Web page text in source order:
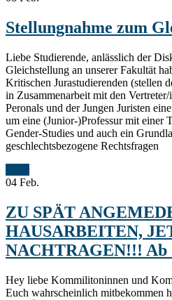
Stellungnahme zum
Liebe Studierende, anlässlich der
Gleichstellung an unserer Fakultät
Kritischen Jurastudierenden (stellen
in Zusammenarbeit mit den Vertreter/
Peronals und der Jungen Juristen
um eine (Junior-)Professur mit einer
Gender-Studies und auch ein
geschlechtsbezogene Rechtsfragen
04 Feb.
ZU SPÄT
HAUSARBEITEN,
NACHTRAGEN!!! Ab
Hey liebe Kommilitoninnen und
Euch wahrscheinlich mitbekommen